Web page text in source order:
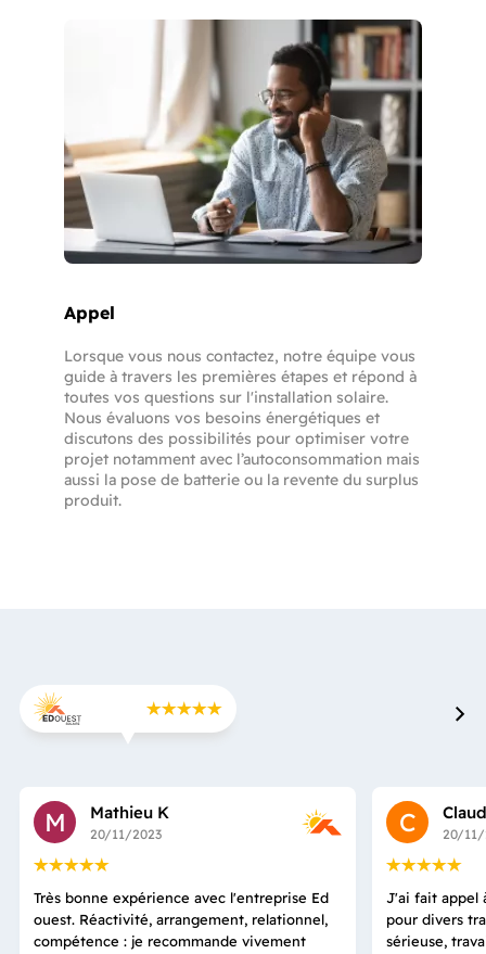
Appel
Lorsque vous nous contactez, notre équipe vous
guide à travers les premières étapes et répond à
toutes vos questions sur l'installation solaire.
Nous évaluons vos besoins énergétiques et
discutons des possibilités pour optimiser votre
projet notamment avec l’autoconsommation mais
aussi la pose de batterie ou la revente du surplus
produit.
M Mathieu K
20/11/2023
Très bonne expérience avec l'entreprise Ed
ouest. Réactivité, arrangement, relationnel,
compétence : je recommande vivement
C 20/11/
J'ai fait appel
pour divers
sérieuse,